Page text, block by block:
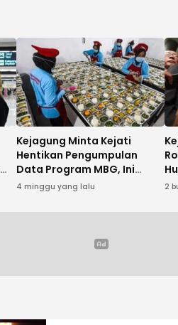
Kejagung Minta Kejati
Hentikan Pengumpulan
Data Program MBG, Ini
Alasannya
4 minggu yang lalu 2